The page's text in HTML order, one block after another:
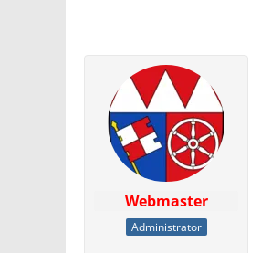
Webmaster
Administrator